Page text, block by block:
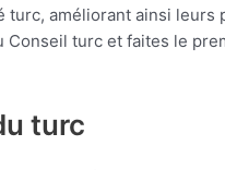
améliorant ainsi
turc et faites le
turc